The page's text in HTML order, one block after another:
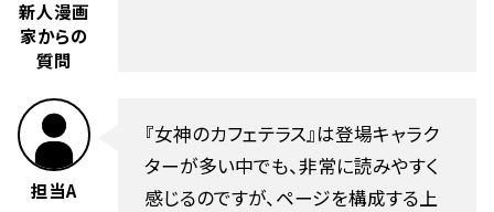
新人漫画
家からの
質問
担当A
『女神のカフェテラス』は登場キャラク
ターが多い中でも、非常に読みやすく
感じるのですが、ページを構成する上